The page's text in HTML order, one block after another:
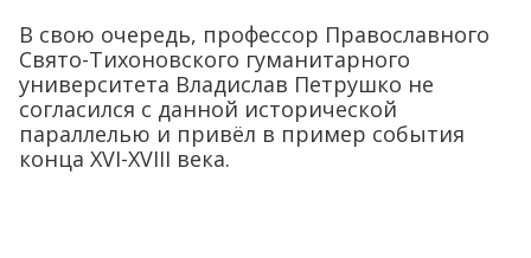
В свою очередь, профессор Православного
Свято-Тихоновского гуманитарного
университета Владислав Петрушко не
согласился с данной исторической
параллелью и привёл в пример события
конца XVI-XVIII века.